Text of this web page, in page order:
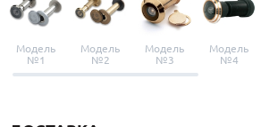
Модель
№1
Модель
№2
Модель
№3
Модель
№4